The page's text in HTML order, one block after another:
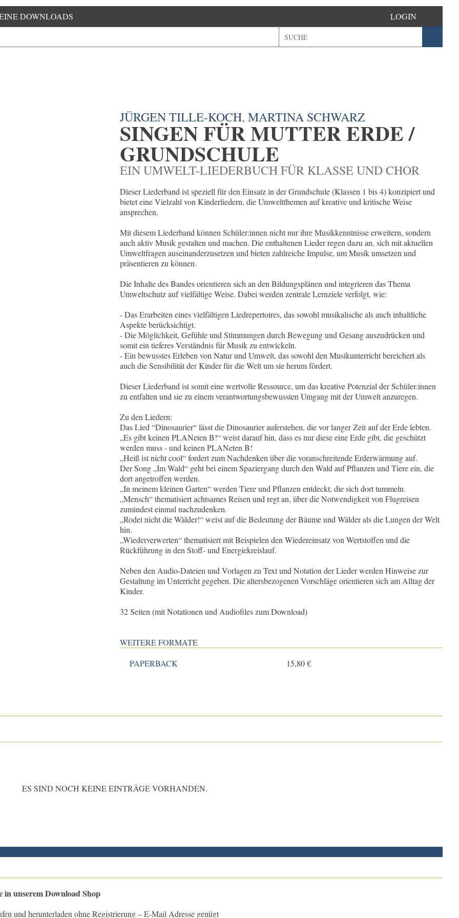
DOWNLOADS LOGIN
JÜRGEN TILLE-KOCH,MARTINA SCHWARZ
SINGEN FÜR MUTTER ERDE /
GRUNDSCHULE
EIN UMWELT-LIEDERBUCH FÜR KLASSE UND CHOR
Dieser Liederband ist speziell für den Einsatz in der Grundschule (Klassen 1 bis 4) konzipiert und
bietet eine Vielzahl von Kinderliedern, die Umweltthemen auf kreative und kritische Weise
ansprechen.
Mit diesem Liederband können Schüler:innen nicht nur ihre Musikkenntnisse erweitern, sondern
auch aktiv Musik gestalten und machen. Die enthaltenen Lieder regen dazu an, sich mit aktuellen
Umweltfragen auseinanderzusetzen und bieten zahlreiche Impulse, um Musik umsetzen und
präsentieren zu können.
Die Inhalte des Bandes orientieren sich an den Bildungsplänen und integrieren das Thema
Umweltschutz auf vielfältige Weise. Dabei werden zentrale Lernziele verfolgt, wie:
- Das Erarbeiten eines vielfältigen Liedrepertoires, das sowohl musikalische als auch inhaltliche
Aspekte berücksichtigt.
- Die Möglichkeit, Gefühle und Stimmungen durch Bewegung und Gesang auszudrücken und
somit ein tieferes Verständnis für Musik zu entwickeln.
- Ein bewusstes Erleben von Natur und Umwelt, das sowohl den Musikunterricht bereichert als
auch die Sensibilität der Kinder für die Welt um sie herum fördert.
Dieser Liederband ist somit eine wertvolle Ressource, um das kreative Potenzial der Schüler:innen
zu entfalten und sie zu einem verantwortungsbewussten Umgang mit der Umwelt anzuregen.
Zu den Liedern:
Das Lied “Dinosaurier“ lässt die Dinosaurier auferstehen, die vor langer Zeit auf der Erde lebten.
„Es gibt keinen PLANeten B!“ weist darauf hin, dass es nur diese eine Erde gibt, die geschützt
werden muss - und keinen PLANeten B!
„Heiß ist nicht cool“ fordert zum Nachdenken über die voranschreitende Erderwärmung auf.
Der Song „Im Wald“ geht bei einem Spaziergang durch den Wald auf Pflanzen und Tiere ein, die
dort angetroffen werden.
„In meinem kleinen Garten“ werden Tiere und Pflanzen entdeckt, die sich dort tummeln.
„Mensch“ thematisiert achtsames Reisen und regt an, über die Notwendigkeit von Flugreisen
zumindest einmal nachzudenken.
„Rodet nicht die Wälder!“ weist auf die Bedeutung der Bäume und Wälder als die Lungen der Welt
hin.
„Wiederverwerten“ thematisiert mit Beispielen den Wiedereinsatz von Wertstoffen und die
Rückführung in den Stoff- und Energiekreislauf.
Neben den Audio-Dateien und Vorlagen zu Text und Notation der Lieder werden Hinweise zur
Gestaltung im Unterricht gegeben. Die altersbezogenen Vorschläge orientieren sich am Alltag der
Kinder.
32 Seiten (mit Notationen und Audiofiles zum Download)
WEITERE FORMATE
PAPERBACK
15,80 €
ES SIND NOCH KEINE EINTRÄGE VORHANDEN.
in unserem Download Shop
und herunterladen ohne Registrierung – E-Mail Adresse genügt